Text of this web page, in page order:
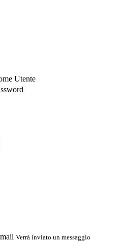
Utente
Verrà inviato un messaggio